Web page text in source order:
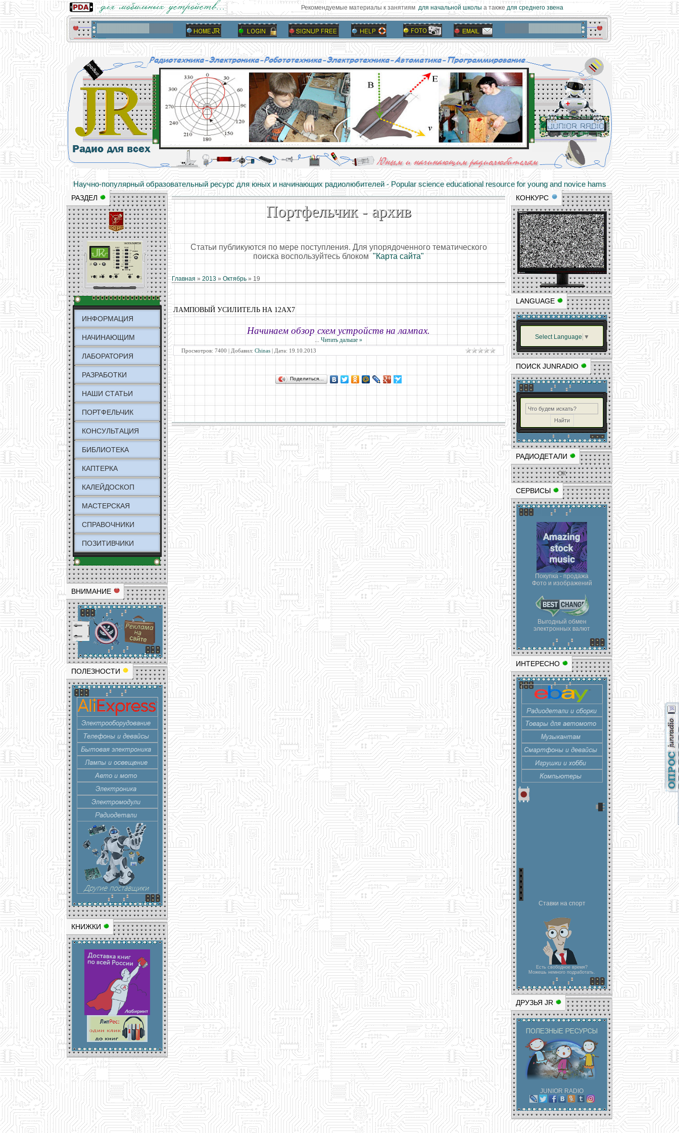
Рекомендуемые материалы к занятиямдля начальной школыа такжедля среднего звена
Научно-популярный образовательный ресурс для юных и начинающих радиолюбителей - Popular science educational resource for young and novice hams
Основы электричества, учебные материалы и опыт профессионалов - Basics of electricity, educational materials and professional experience
РАЗДЕЛ
ИНФОРМАЦИЯ
НАЧИНАЮЩИМ
ЛАБОРАТОРИЯ
РАЗРАБОТКИ
НАШИ СТАТЬИ
ПОРТФЕЛЬЧИК
КОНСУЛЬТАЦИЯ
БИБЛИОТЕКА
КАПТЕРКА
КАЛЕЙДОСКОП
МАСТЕРСКАЯ
СПРАВОЧНИКИ
ПОЗИТИВЧИКИ
ВНИМАНИЕ
ПОЛЕЗНОСТИ
КНИЖКИ
КОНКУРС
LANGUAGE
Select Language ▼
ПОИСК JUNRADIO
РАДИОДЕТАЛИ
ОК
СЕРВИСЫ
Покупка - продажа
Фото и изображений
Выгодный обмен
электронных валют
ИНТЕРЕСНО
Ставки на спорт
Есть свободное время?
Можешь немного подработать.
ДРУЗЬЯ JR
JUNIOR RADIO
Портфельчик - архив
Статьи публикуются по мере поступления. Для упорядоченного тематического
поиска воспользуйтесь блоком"Карта сайта"
Главная » 2013 » Октябрь » 19
ЛАМПОВЫЙ УСИЛИТЕЛЬ НА 12AX7
Начинаем обзор схем устройств на лампах.
... Читать дальше »
Просмотров: 7400 | Добавил: Chinas | Дата: 19.10.2013
Поделиться…